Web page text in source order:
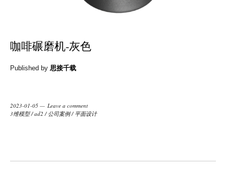
咖啡碾磨机-灰色
Published by 思接千载
2023-01-05
Leave a comment
3维模型/ad2 / 公司案例/ 平面设计